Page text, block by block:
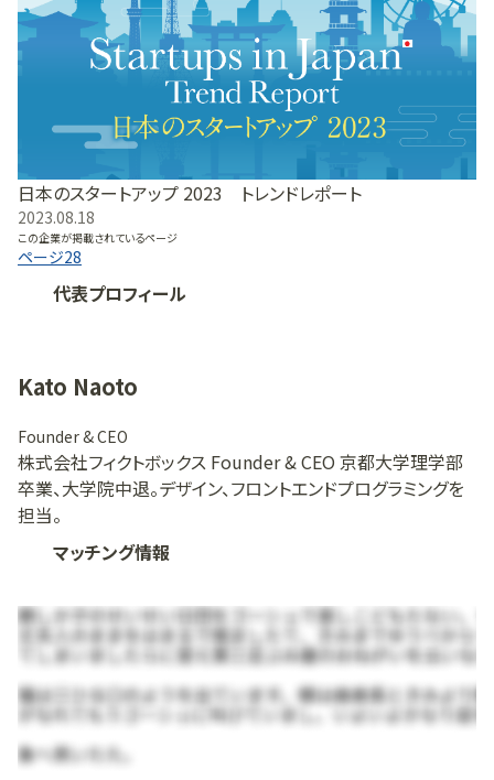
代表プロフィール
Kato Naoto
Founder & CEO
株式会社フィクトボックス Founder & CEO 京都大学理学部
卒業、大学院中退。デザイン、フロントエンドプログラミングを
担当。
マッチング情報
日本のスタートアップ 2023 トレンドレポート
2023.08.18
この企業が掲載されているページ
ページ28